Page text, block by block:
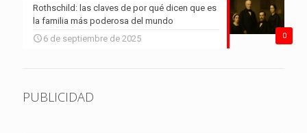
0
Rothschild: las claves de por qué dicen que es
la familia más poderosa del mundo
6 de septiembre de 2025
PUBLICIDAD